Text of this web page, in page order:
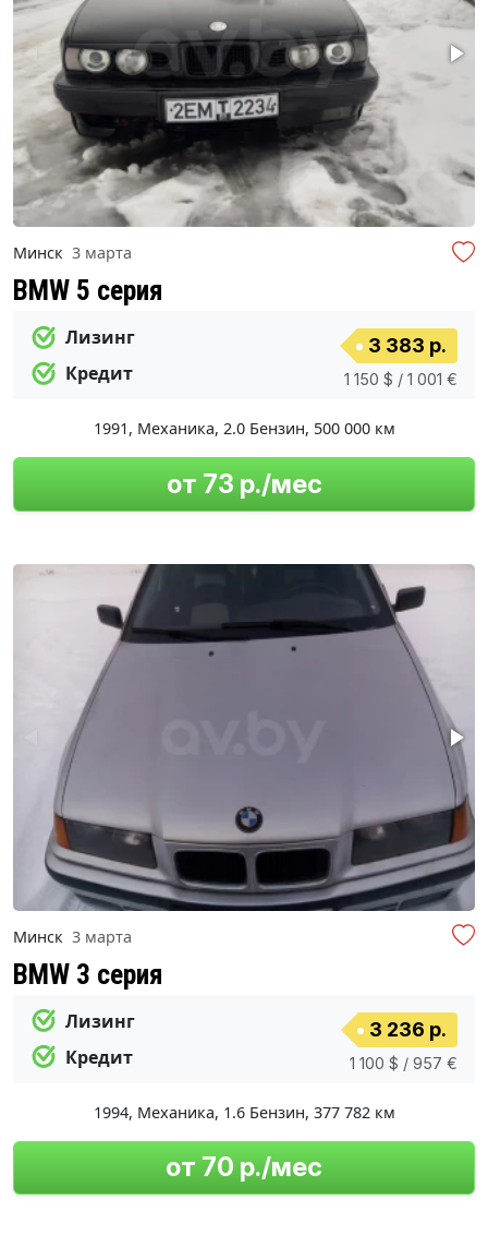
Минск 3 марта
BMW 5 серия
Лизинг
Кредит
3 383 р.
1 150 $ / 1 001 €
1991, Механика, 2.0 Бензин, 500 000 км
от 73 р./мес
Минск 3 марта
BMW 3 серия
Лизинг
Кредит
3 236 р.
1 100 $ / 957 €
1994, Механика, 1.6 Бензин, 377 782 км
от 70 р./мес